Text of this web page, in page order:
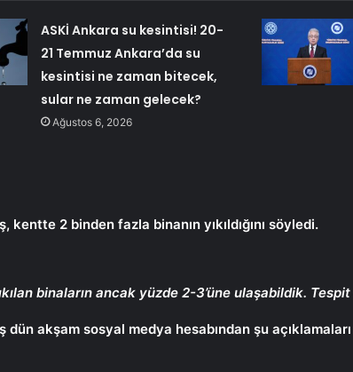
ASKİ Ankara su kesintisi! 20-
21 Temmuz Ankara’da su
kesintisi ne zaman bitecek,
sular ne zaman gelecek?
Ağustos 6, 2026
kentte 2 binden fazla binanın yıkıldığını söyledi.
binaların ancak yüzde 2-3’üne ulaşabildik.
dün akşam sosyal medya hesabından şu açıklamaları